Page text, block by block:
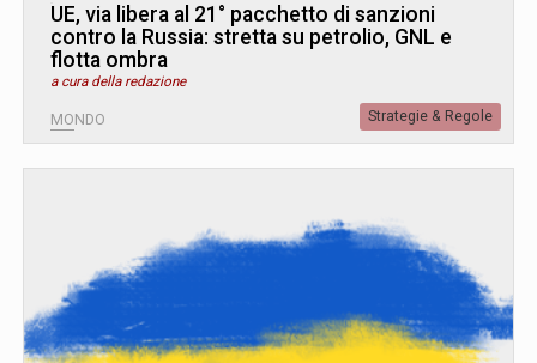
UE, via libera al 21° pacchetto di sanzioni
contro la Russia: stretta su petrolio, GNL e
flotta ombra
a cura della redazione
MONDO Strategie & Regole